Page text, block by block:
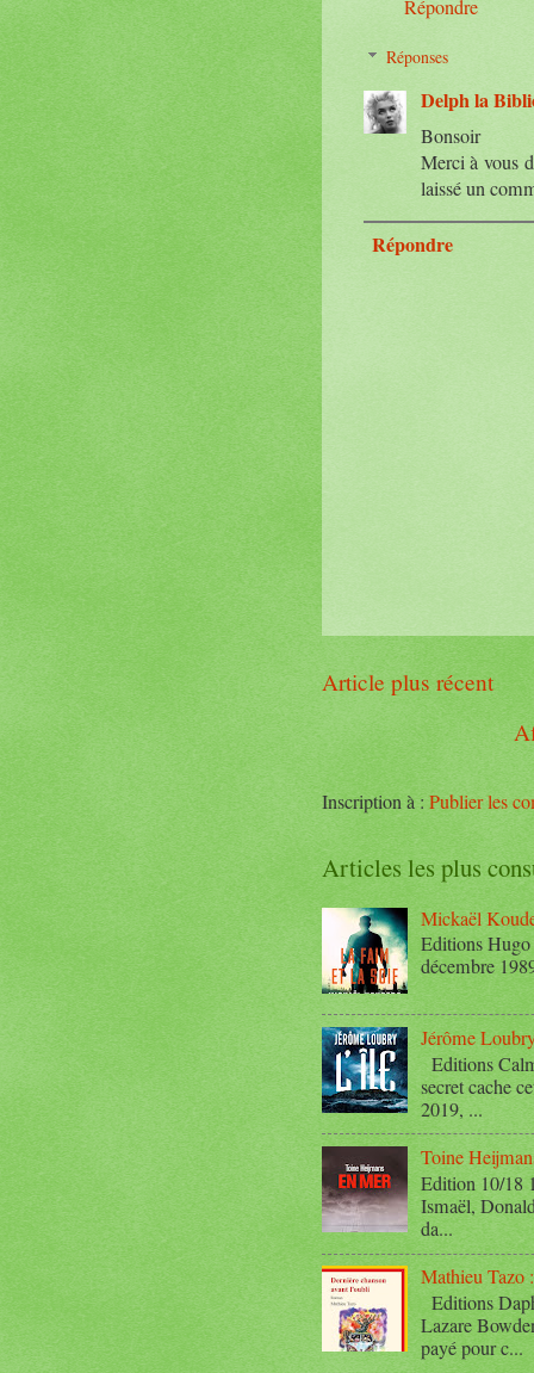
Répondre
Réponses
Delph la
Bonsoir
Merci à vous
laissé un
Répondre
Article plus récent
Inscription à :Publier les
Articles les plus
Mickaël
Editions Hugo
décembre
Jérôme
Editions
secret cache
2019, ...
Toine
Edition 10/18
Ismaël,
da...
Mathieu Tazo
Editions
Lazare
payé pour c...